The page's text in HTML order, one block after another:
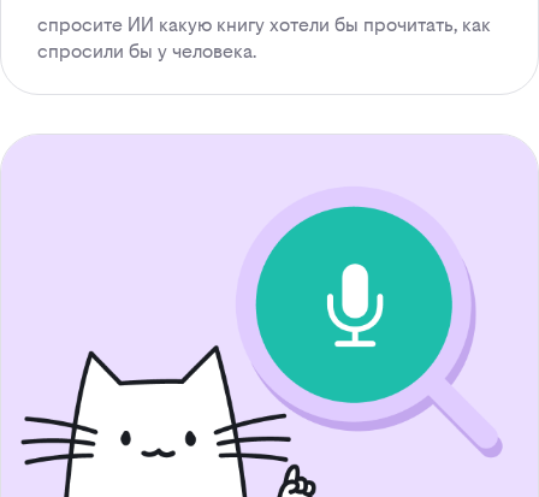
спросите ИИ какую книгу хотели бы прочитать, как
спросили бы у человека.